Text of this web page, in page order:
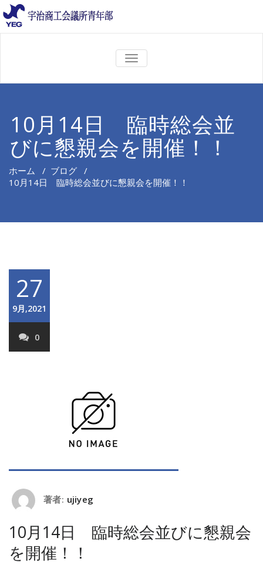
ナ
ビ
ン
を
切
り
替
10月14日 臨時総会並
びに懇親会を開催！！
ホーム / ブログ /
10月14日 臨時総会並びに懇親会を開催！！
27
9月,2021
0
著者: ujiyeg
10月14日 臨時総会並びに懇親会
を開催！！